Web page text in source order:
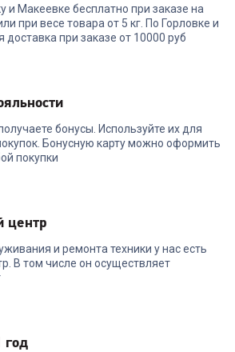
AR-
Выпрямитель SCARLETT SC-
HS60015
В корзину
и Макеевке бесплатно при заказе на
при весе товара от 5 кг. По Горловке и
доставка при заказе от 10000 руб
бонусы. Используйте их для
Бонусную карту можно оформить
покупки
центр
и ремонта техники у нас есть
В том числе он осуществляет
год